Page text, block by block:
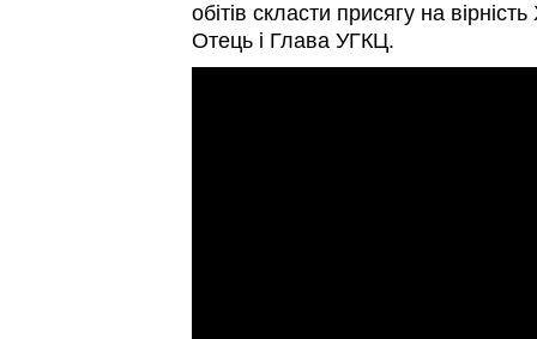
обітів скласти присягу на
Отець і Глава УГКЦ.